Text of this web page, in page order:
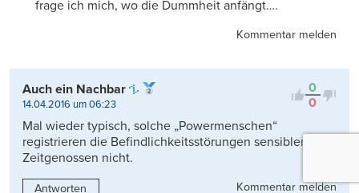
frage ich mich, wo die Dummheit anfängt….
Kommentar melden
0
0
Auch ein Nachbar
14.04.2016 um 06:23
Mal wieder typisch, solche „Powermenschen“
registrieren die Befindlichkeitsstörungen sensiblerer
Zeitgenossen nicht.
Antworten Kommentar melden